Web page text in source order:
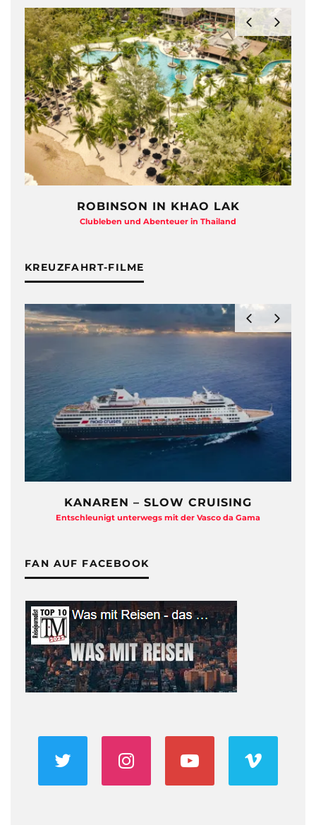
ROBINSON IN KHAO LAK
Clubleben und Abenteuer in Thailand
KREUZFAHRT-FILME
KANAREN – SLOW CRUISING
Entschleunigt unterwegs mit der Vasco da Gama
FAN AUF FACEBOOK